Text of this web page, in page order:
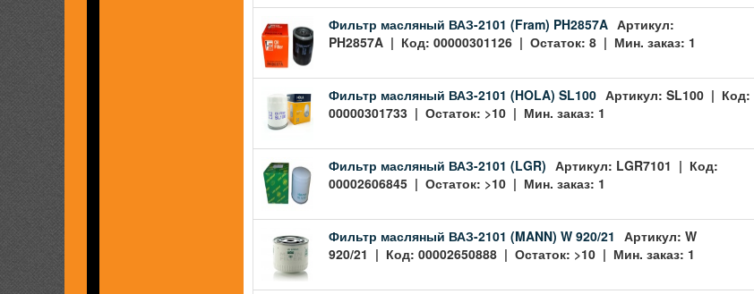
Фильтр масляный ВАЗ-2101 (Fram) PH2857A Артикул:
PH2857A | Код: 00000301126 | Остаток: 8 | Мин. заказ: 1
Фильтр масляный ВАЗ-2101 (HOLA) SL100 Артикул: SL100 | Код:
00000301733 | Остаток: >10 | Мин. заказ: 1
Фильтр масляный ВАЗ-2101 (LGR) Артикул: LGR7101 | Код:
00002606845 | Остаток: >10 | Мин. заказ: 1
Фильтр масляный ВАЗ-2101 (MANN) W 920/21 Артикул: W
920/21 | Код: 00002650888 | Остаток: >10 | Мин. заказ: 1